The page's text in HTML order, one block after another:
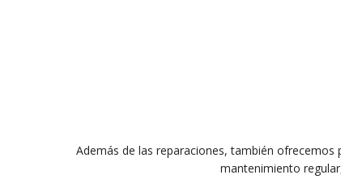
Además de las reparaciones, también ofrecemos
mantenimiento